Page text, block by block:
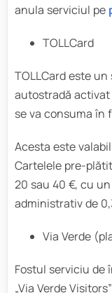
anula serviciul pe
TOLLCard
TOLLCard este
autostradă activat
se va consuma
Acesta este
Cartelele pre-
20 sau 40 €, cu
administrativ de
Via Verde
Fostul serviciu de
„Via Verde